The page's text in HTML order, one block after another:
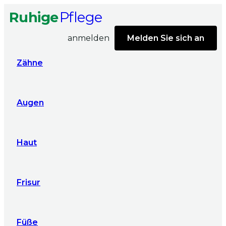
RuhigePflege
Zähne
Augen
Haut
Frisur
Füße
anmelden Melden Sie sich an